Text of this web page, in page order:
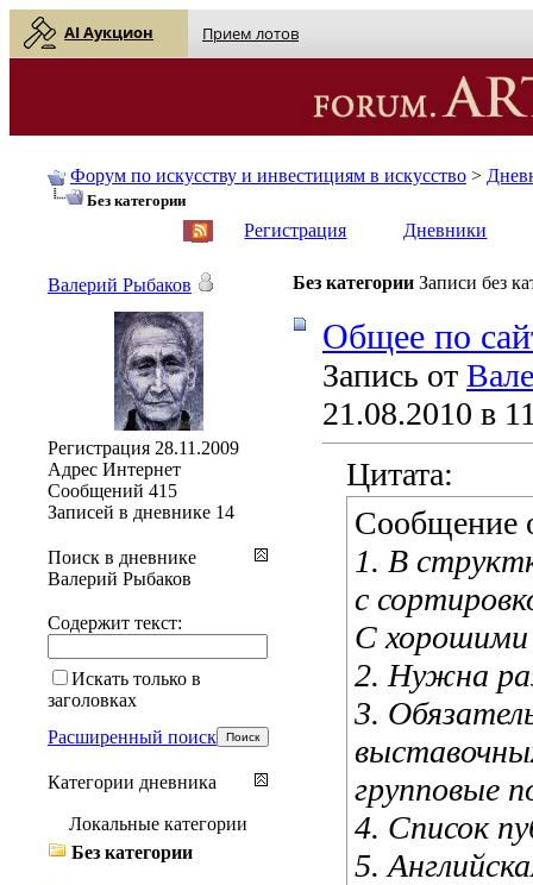
AI Аукцион Прием лотов
Форум по искусству и инвестициям в искусство >
Без категории
Регистрация Дневники
Без категории Записи без
Общее по
Запись от
21.08.2010 в
Цитата:
Сообщение
1. В
с
С
2. Нужна
3.
групповые
4. Список
5.
Валерий Рыбаков
Регистрация 28.11.2009
Адрес Интернет
Сообщений 415
Записей в дневнике 14
Поиск в дневнике
Валерий Рыбаков
Содержит текст:
Искать только в
заголовках
Расширенный поиск
Категории дневника
Локальные категории
Без категории